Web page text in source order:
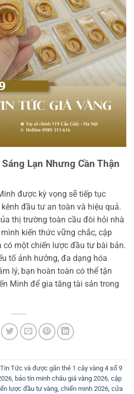
Lạn Nhưng Cần Thận
được kỳ vọng sẽ tiếp tục
đầu tư an toàn và hiệu quả.
thị trường toàn cầu đòi hỏi nhà
kiến thức vững chắc, cập
có một chiến lược đầu tư bài bản.
tố ảnh hưởng, đa dạng hóa
lý, bạn hoàn toàn có thể tận
Minh để gia tăng tài sản trong
Tin Tức và được gắn thẻ 1 cây vàng 4 số 9
bảo tín minh châu giá vàng 2026 cập
lược đầu tư vàng, chiến minh 2026, cửa